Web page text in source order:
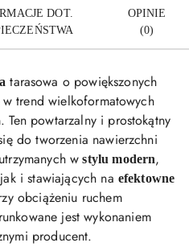
DOT.
OPINIE
(0)
tarasowa o powiększonych
trend wielkoformatowych
powtarzalny i prostokątny
do tworzenia nawierzchni
w stylu modern,
i stawiających na efektowne
obciążeniu ruchem
jest wykonaniem
producent.